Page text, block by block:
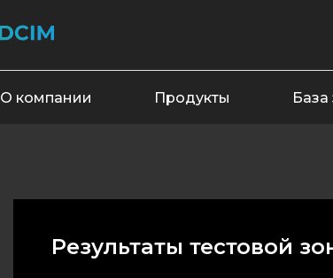
О компании Продукты База
Результаты тестовой